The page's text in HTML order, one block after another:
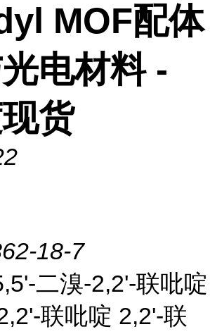
MOF配体
电材料 -
货
18-7
二溴-2,2'-联吡啶
联吡啶 2,2'-联